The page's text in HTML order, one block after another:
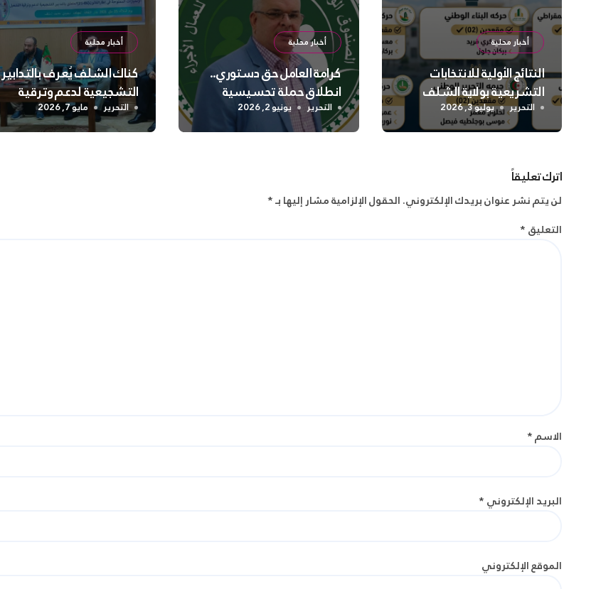
أخبار محلية
النتائج الأولية للانتخابات
التشريعية بولاية الشلف
التحرير يوليو 3, 2026
أخبار محلية
كرامة العامل حق دستوري..
انطلاق حملة تحسيسية
واسعة لتعزيز السلامة
الجسدية والنفسية بالشلف
التحرير يونيو 2, 2026
أخبار محلية
كناك الشلف يُعرف بالتدابير
التشجيعية لدعم وترقية
التشغيل
التحرير مايو 7, 2026
اترك تعليقاً
لن يتم نشر عنوان بريدك الإلكتروني.الحقول الإلزامية مشار إليها بـ*
التعليق*
الاسم*
البريد الإلكتروني*
الموقع الإلكتروني